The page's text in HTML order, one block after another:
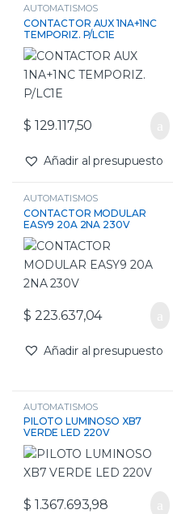
AUTOMATISMOS
CONTACTOR AUX 1NA+1NC
TEMPORIZ. P/LC1E
$ 129.117,50
Añadir al presupuesto
AUTOMATISMOS
CONTACTOR MODULAR
EASY9 20A 2NA 230V
$ 223.637,04
Añadir al presupuesto
AUTOMATISMOS
PILOTO LUMINOSO XB7
VERDE LED 220V
$ 1.367.693,98